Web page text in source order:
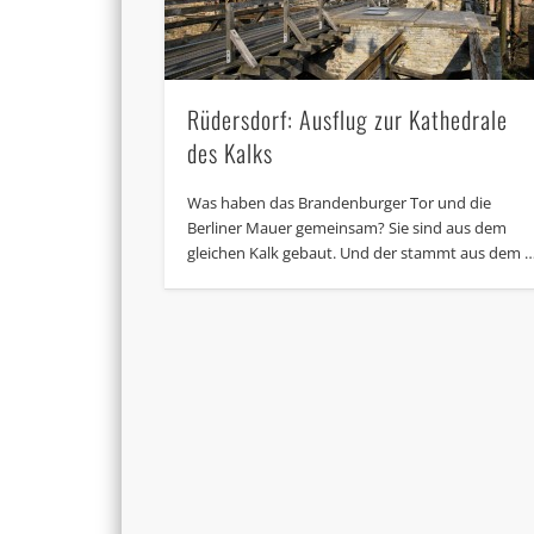
Rüdersdorf: Ausflug zur Kathedrale
des Kalks
Was haben das Brandenburger Tor und die
Berliner Mauer gemeinsam? Sie sind aus dem
gleichen Kalk gebaut. Und der stammt aus dem